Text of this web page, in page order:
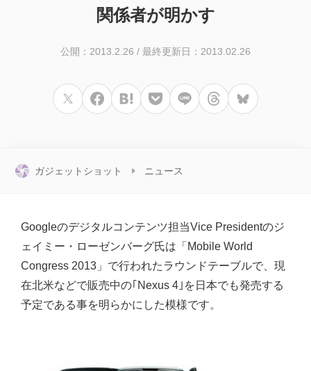
関係者が明かす
公開：2013.2.26 / 最終更新日：2013.02.26
ガジェットショット ニュース
Googleのデジタルコンテンツ担当Vice Presidentのジ
ェイミー・ローゼンバーグ氏は「Mobile World
Congress 2013」で行われたラウンドテーブルで、現
在北米などで販売中の｢Nexus 4｣を日本でも発売する
予定である事を明らかにした模様です。